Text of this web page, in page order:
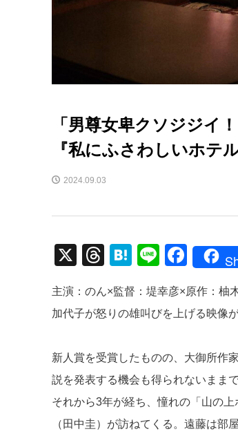
「男尊女卑クソジジイ
『私にふさわしいホテル
2024.09.03
X
T
e
a
s
H
e
n
Li
e
F
c
e
o
o
k
主演：のん×監督：堤幸彦×原作：柚
加代子が怒りの雄叫びを上げる映像
新人賞を受賞したものの、大御所作
説を発表する機会も得られないまま
それから3年が経ち、憧れの「山の
（田中圭）が訪ねてくる。遠藤は部